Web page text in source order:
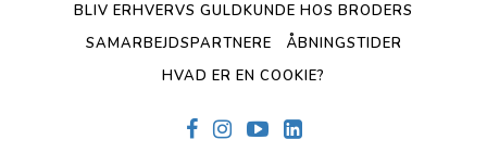
BLIV ERHVERVS GULDKUNDE HOS BRODERS
SAMARBEJDSPARTNERE
ÅBNINGSTIDER
HVAD ER EN COOKIE?